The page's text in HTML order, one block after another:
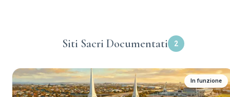
Siti Sacri Documentati 2
In funzione